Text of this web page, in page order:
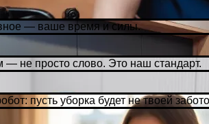
— ваше время и силы.
— не просто слово. Это наш стандарт.
пусть уборка будет не твоей